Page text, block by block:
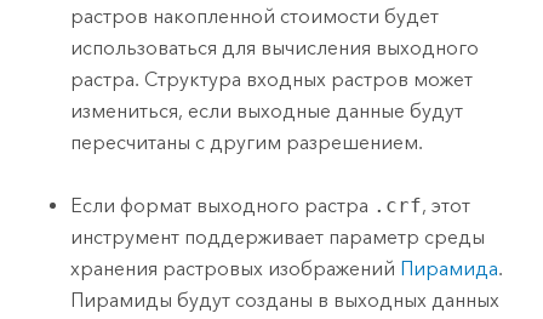
растров накопленной стоимости будет
использоваться для вычисления выходного
растра. Структура входных растров может
измениться, если выходные данные будут
пересчитаны с другим разрешением.
Если формат выходного растра .crf, этот
инструмент поддерживает параметр среды
хранения растровых изображений Пирамида.
Пирамиды будут созданы в выходных данных